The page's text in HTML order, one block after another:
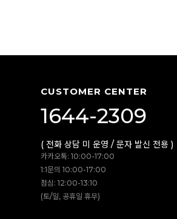
CUSTOMER CENTER
1644-2309
( 전화 상담 미 운영 / 문자 발신 전용 )
카카오톡: 10:00-17:00
1:1문의 10:00-17:00
점심: 12:00-13:10
(토/일, 공휴일 휴무)